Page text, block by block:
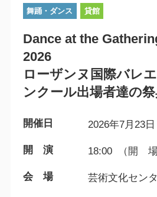
舞踊・ダンス 貸館
Dance at the
2026
ローザンヌ国際バレ
ンクール出場者達の
開催日 2026年7月23日
開 演 18:00 （開
会 場 芸術文化セン